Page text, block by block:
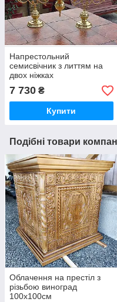
Напрестольний
семисвічник з литтям на
двох ніжках
7 730 ₴
Купити
Подібні товари
Облачення на престіл з
різьбою виноград
100х100см